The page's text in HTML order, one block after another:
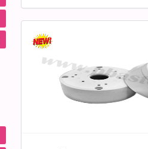
วีดีโอความละเอียดสูงต่อเนื่
หลาย เหมาะสำหรับใช้งาน
ภายนอกอาคาร ราคา 690
S1(รหัสสินค้า : P05302)
ST2‑128‑S1 (also labeled